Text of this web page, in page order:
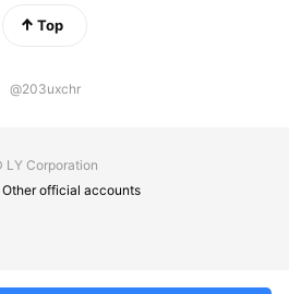
Top
@203uxchr
LY Corporation
Other official accounts